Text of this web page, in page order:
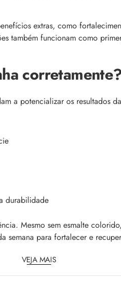
extras, como
também funcionam como
a potencializar os resultados
durabilidade
Mesmo sem esmalte
semana para fortalecer e
VEJA MAIS